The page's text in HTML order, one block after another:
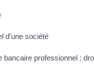
d'une société
bancaire professionnel :